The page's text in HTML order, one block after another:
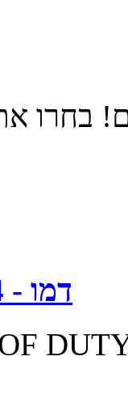
Call Of Duty 4 - דמו